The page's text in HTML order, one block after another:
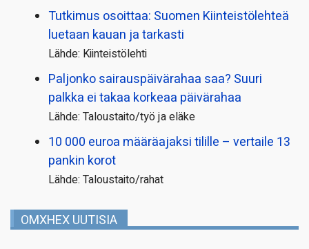
Tutkimus osoittaa: Suomen Kiinteistölehteä
luetaan kauan ja tarkasti
Lähde: Kiinteistölehti
Paljonko sairauspäivä­rahaa saa? Suuri
palkka ei takaa korkeaa päivärahaa
Lähde: Taloustaito/työ ja eläke
10 000 euroa määräajaksi tilille – vertaile 13
pankin korot
Lähde: Taloustaito/rahat
OMXHEX UUTISIA